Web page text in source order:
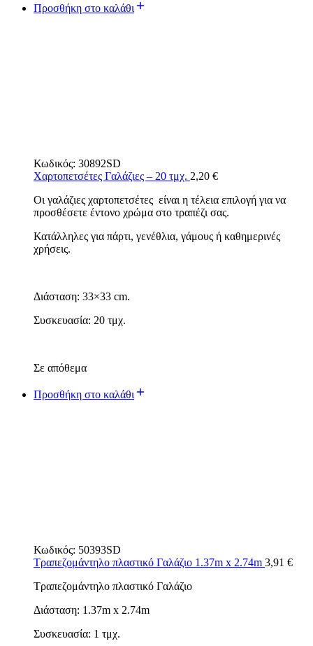
Προσθήκη στο καλάθι
Κωδικός: 30892SD
Χαρτοπετσέτες Γαλάζιες – 20 τμχ. 2,20 €
Οι γαλάζιες χαρτοπετσέτες είναι η τέλεια επιλογή για να
προσθέσετε έντονο χρώμα στο τραπέζι σας.
Κατάλληλες για πάρτι, γενέθλια, γάμους ή καθημερινές
χρήσεις.
Διάσταση: 33×33 cm.
Συσκευασία: 20 τμχ.
Σε απόθεμα
Προσθήκη στο καλάθι
Κωδικός: 50393SD
Τραπεζομάντηλο πλαστικό Γαλάζιο 1.37m x 2.74m 3,91 €
Τραπεζομάντηλο πλαστικό Γαλάζιο
Διάσταση: 1.37m x 2.74m
Συσκευασία: 1 τμχ.